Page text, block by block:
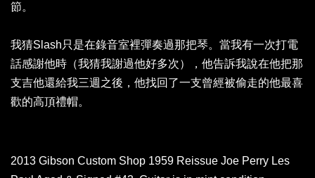
節。
我猜Slash只是在錄音室裡彈奏過那把琴。當我有一次打電
話感謝他時（我猜我謝過他好多次），他告訴我說在他把那
支吉他還給我三週之後，他找回了一支曾經被偷走的他最喜
歡的高頂禮帽。
2013 Gibson Custom Shop 1959 Reissue Joe Perry Les